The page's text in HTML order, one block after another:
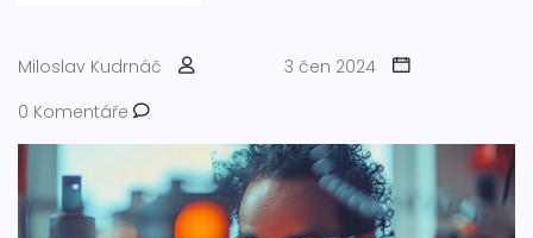
Miloslav Kudrnáč
3 čen 2024
0 Komentáře